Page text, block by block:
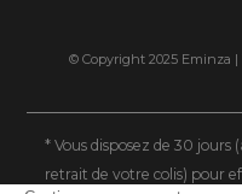
© Copyright 2025 Eminza |
* Vous disposez de 30
retrait de votre colis) pour